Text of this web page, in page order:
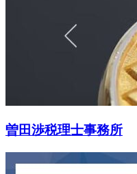
曽田渉税理士事務所